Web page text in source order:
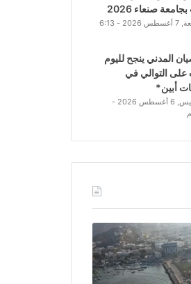
صنعاء 2026
الجمعة, 7 أغسطس 2026 - 6:13
المدني ينجح لليوم
على التوالي في
أبين*
الخميس, 6 أغسطس 2026 -